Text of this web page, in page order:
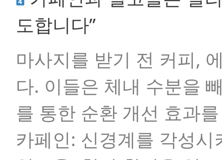
도합니다”
마사지를 받기 전 커피,
다. 이들은 체내 수분을
를 통한 순환 개선 효과
카페인: 신경계를 각성